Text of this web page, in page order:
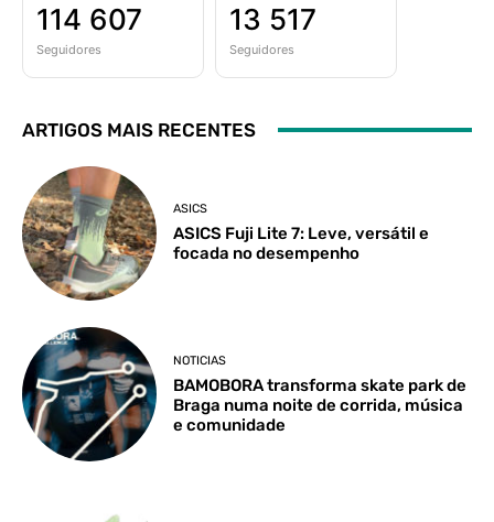
114 607
Seguidores
13 517
Seguidores
ARTIGOS MAIS RECENTES
ASICS
ASICS Fuji Lite 7: Leve, versátil e
focada no desempenho
NOTICIAS
BAMOBORA transforma skate park de
Braga numa noite de corrida, música
e comunidade